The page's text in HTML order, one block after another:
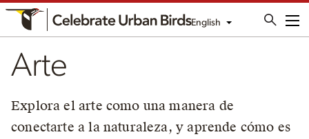
English
Arte
Explora el arte como una manera de
conectarte a la naturaleza, y aprende cómo es